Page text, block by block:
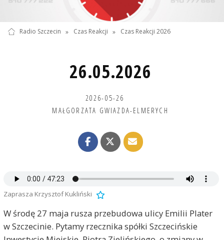
Radio Szczecin » Czas Reakcji » Czas Reakcji 2026
26.05.2026
2026-05-26
MAŁGORZATA GWIAZDA-ELMERYCH
Zaprasza Krzysztof Kukliński
W środę 27 maja rusza przebudowa ulicy Emilii Plater
w Szczecinie. Pytamy rzecznika spółki Szczecińskie